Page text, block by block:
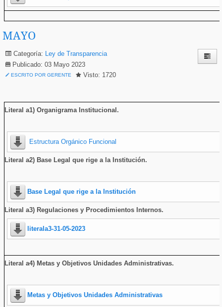
MAYO
Categoría:
Ley de Transparencia
Publicado: 03 Mayo 2023
ESCRITO POR GERENTE Visto: 1720
Literal a1) Organigrama Institucional .
Estructura Orgánico Funcional
Literal a2) Base Legal que rige a la Institución.
Base Legal que rige a la Institución
Literal a3) Regulaciones y Procedimientos Internos.
literala3-31-05-2023
Literal a4) Metas y Objetivos Unidades Administrativas.
Metas y Objetivos Unidades Administrativas